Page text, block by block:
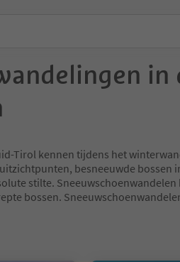
in
Tirol kennen tijdens het
besneeuwde bossen
stilte. Sneeuwschoenwandelen
bossen.